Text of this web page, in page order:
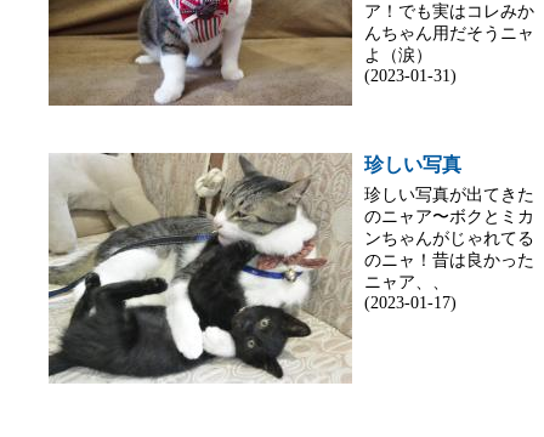
ア！でも実はコレみか
んちゃん用だそうニャ
よ（涙）
(2023-01-31)
珍しい写真
珍しい写真が出てきた
のニャア〜ボクとミカ
ンちゃんがじゃれてる
のニャ！昔は良かった
ニャア、、
(2023-01-17)